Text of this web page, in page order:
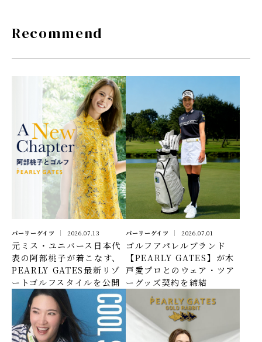
Recommend
パーリーゲイツ 2026.07.13
元ミス・ユニバース日本代
表の阿部桃子が着こなす、
PEARLY GATES最新リゾ
ートゴルフスタイルを公開
パーリーゲイツ 2026.07.01
ゴルフアパレルブランド
【PEARLY GATES】が木
戸愛プロとのウェア・ツア
ーグッズ契約を締結